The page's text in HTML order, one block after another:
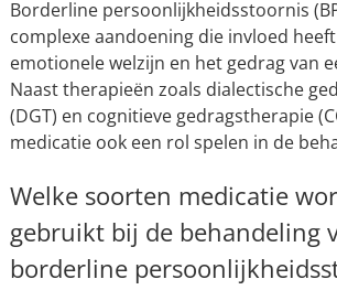
Borderline persoonlijkheidsstoornis
complexe aandoening die invloed
emotionele welzijn en het gedrag van
Naast therapieën zoals dialectische
(DGT) en cognitieve gedragstherapie
medicatie ook een rol spelen in de
Welke soorten medicatie
gebruikt bij de behandeling
borderline